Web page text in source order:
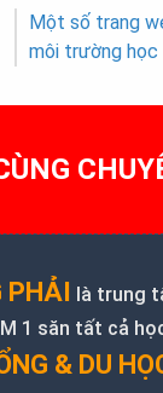
Một số trang
môi trường
PHẢI là trung
1 săn tất cả
& DU